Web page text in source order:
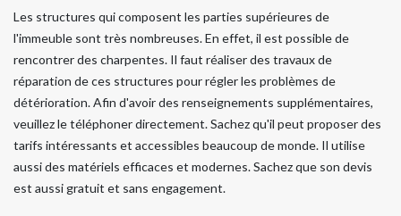
Les structures qui composent les parties supérieures de
l'immeuble sont très nombreuses. En effet, il est possible de
rencontrer des charpentes. Il faut réaliser des travaux de
réparation de ces structures pour régler les problèmes de
détérioration. Afin d'avoir des renseignements supplémentaires,
veuillez le téléphoner directement. Sachez qu'il peut proposer des
tarifs intéressants et accessibles beaucoup de monde. Il utilise
aussi des matériels efficaces et modernes. Sachez que son devis
est aussi gratuit et sans engagement.